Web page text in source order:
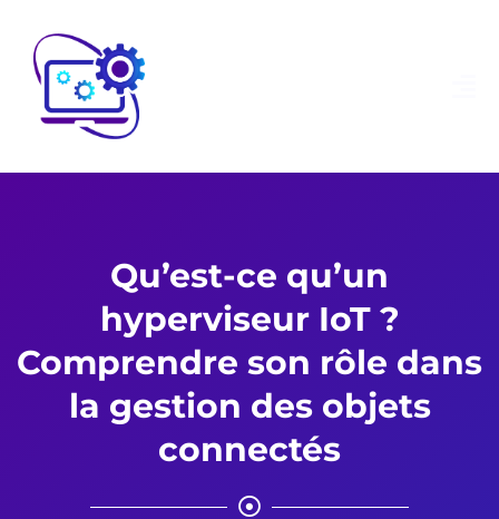
Qu’est-ce qu’un
hyperviseur IoT ?
Comprendre son rôle dans
la gestion des objets
connectés